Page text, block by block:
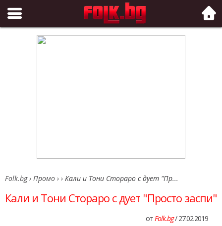
Folk.bg
Folk.bg › Промо › › Кали и Тони Стораро с дует "Пр...
Кали и Тони Стораро с дует "Просто заспи"
отFolk.bg/ 27.02.2019